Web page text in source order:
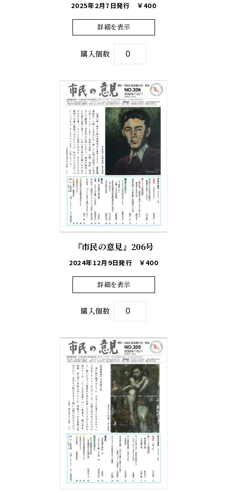
2025年2月7日発行 ￥400
詳細を表示
購入個数
『市民の意見』206号
2024年12月9日発行 ￥400
詳細を表示
購入個数